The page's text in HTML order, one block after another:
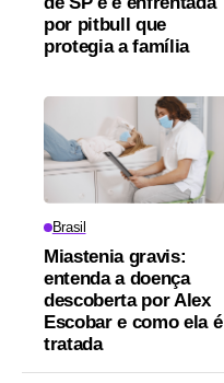
por pitbull que
protegia a família
Brasil
Miastenia gravis:
entenda a doença
descoberta por Alex
Escobar e como ela é
tratada